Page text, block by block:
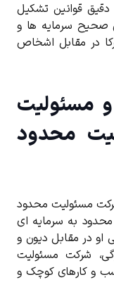
قوانین تشکیل
سرمایه‌ ها و
در مقابل اشخاص
و مسئولیت
محدود
مسئولیت محدود
به سرمایه ‌ای
در مقابل دیون و
شرکت مسئولیت
‌و کارهای کوچک و